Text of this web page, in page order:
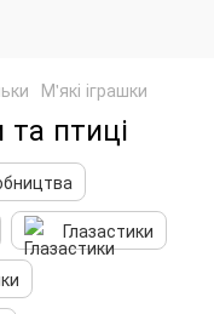
М'які іграшки
птиці
Глазастики